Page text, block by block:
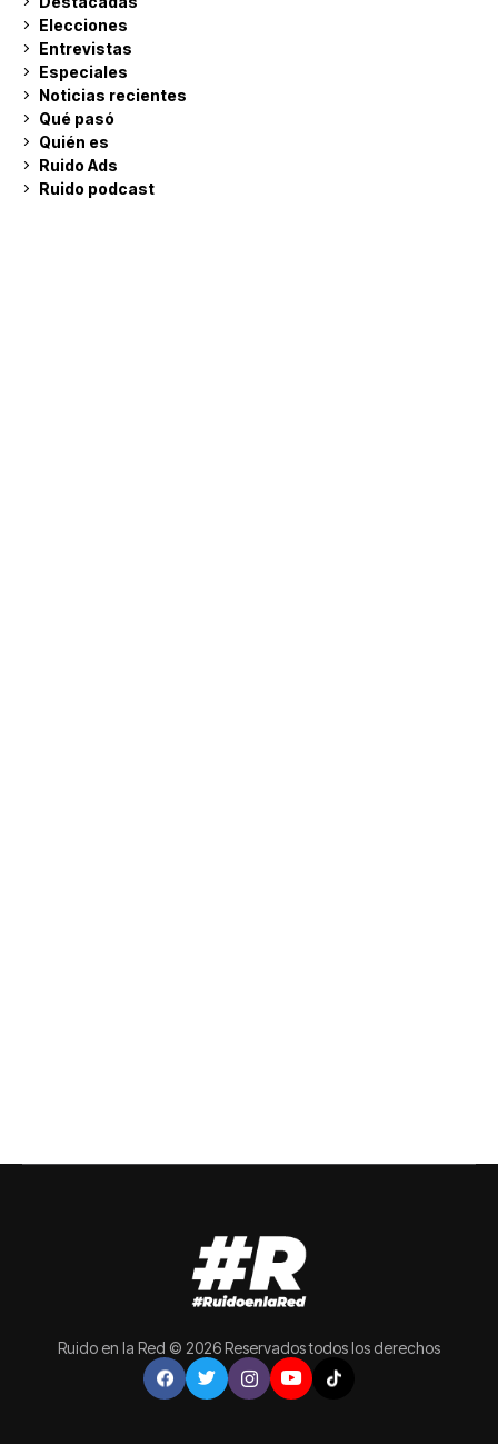
Elecciones
Entrevistas
Especiales
Noticias recientes
Qué pasó
Quién es
Ruido Ads
Ruido podcast
Ruido en la Red © 2026 Reservados todos los derechos